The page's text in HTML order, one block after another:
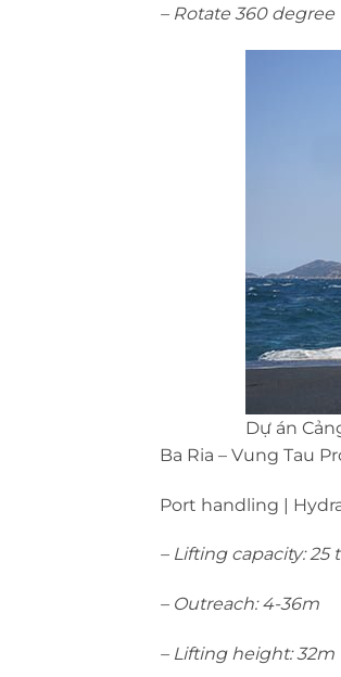
– Rotate 360 degree
Dự án
Ba Ria – Vung Tau
Port handling |
– Lifting capacity: 25
– Outreach: 4-36m
– Lifting height: 32m